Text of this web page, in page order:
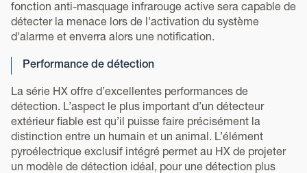
fonction anti-masquage infrarouge active sera capable de
détecter la menace lors de l'activation du système
d'alarme et enverra alors une notification.
Performance de détection
La série HX offre d’excellentes performances de
détection. L’aspect le plus important d’un détecteur
extérieur fiable est qu’il puisse faire précisément la
distinction entre un humain et un animal. L’élément
pyroélectrique exclusif intégré permet au HX de projeter
un modèle de détection idéal, pour une détection plus